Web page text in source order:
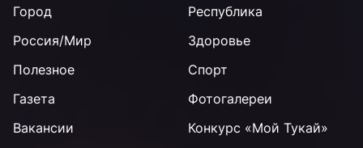
Город
Республика
Россия/Мир
Здоровье
Полезное
Спорт
Газета
Фотогалереи
Вакансии
Конкурс «Мой Тукай»